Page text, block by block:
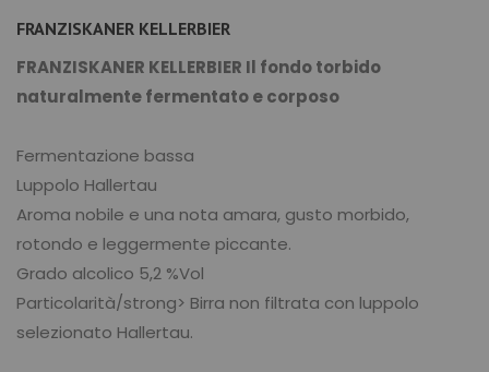
FRANZISKANER KELLERBIER
FRANZISKANER KELLERBIER Il fondo torbido
naturalmente fermentato e corposo
Fermentazione bassa
Luppolo Hallertau
Aroma nobile e una nota amara, gusto morbido,
rotondo e leggermente piccante.
Grado alcolico 5,2 %Vol
Particolarità/strong> Birra non filtrata con luppolo
selezionato Hallertau.